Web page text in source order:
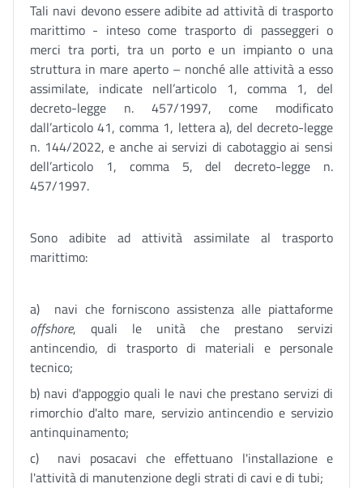
Tali navi devono essere adibite ad attività di trasporto
marittimo - inteso come trasporto di passeggeri o
merci tra porti, tra un porto e un impianto o una
struttura in mare aperto – nonché alle attività a esso
assimilate, indicate nell’articolo 1, comma 1, del
decreto-legge n. 457/1997, come modificato
dall’articolo 41, comma 1, lettera a), del decreto-legge
n. 144/2022, e anche ai servizi di cabotaggio ai sensi
dell’articolo 1, comma 5, del decreto-legge n.
457/1997.
Sono adibite ad attività assimilate al trasporto
marittimo:
a) navi che forniscono assistenza alle piattaforme
offshore, quali le unità che prestano servizi
antincendio, di trasporto di materiali e personale
tecnico;
b) navi d'appoggio quali le navi che prestano servizi di
rimorchio d'alto mare, servizio antincendio e servizio
antinquinamento;
c) navi posacavi che effettuano l'installazione e
l'attività di manutenzione degli strati di cavi e di tubi;